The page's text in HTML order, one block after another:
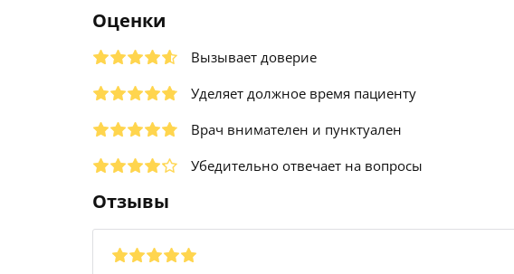
Оценки
Вызывает доверие
Уделяет должное время пациенту
Врач внимателен и пунктуален
Убедительно отвечает на вопросы
Отзывы